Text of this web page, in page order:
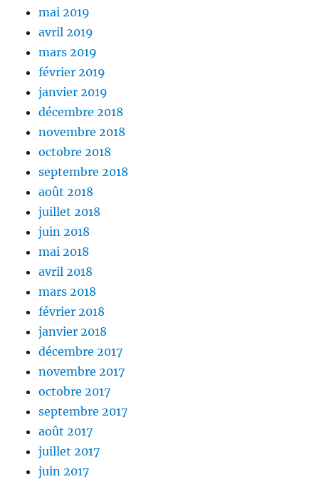
mai 2019
avril 2019
mars 2019
février 2019
janvier 2019
décembre 2018
novembre 2018
octobre 2018
septembre 2018
août 2018
juillet 2018
juin 2018
mai 2018
avril 2018
mars 2018
février 2018
janvier 2018
décembre 2017
novembre 2017
octobre 2017
septembre 2017
août 2017
juillet 2017
juin 2017